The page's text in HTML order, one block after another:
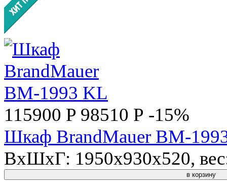
115900 P 98510 Р -15%
Шкаф BrandMauer BM-
ВхШхГ: 1950x930x520,
в корзину